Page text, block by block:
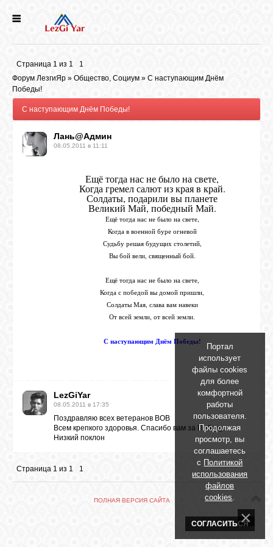
ИСТОРИЯ
КУЛЬТУРА
О САЙТЕ
ВИДЕО
Страница 1 из 1
1
Форум ЛезгиЯр » Общество, Социум » С наступающим Днём
Победы!
С наступающим Днём Победы!
Лань@Админ
08.05.2011 в 11:11
Ещё тогда нас не было на свете,
Когда гремел салют из края в край.
Солдаты, подарили вы планете
Великий Май, победный Май.
Ещё тогда нас не было на свете,
Когда в военной буре огневой
Судьбу решая будущих столетий,
Вы бой вели, священный бой.
Ещё тогда нас не было на свете,
Когда с победой вы домой пришли,
Солдаты Мая, слава вам навеки
От всей земли, от всей земли.
С наступающим Днём Победы!
LezGiYar
08.05.2011 в 17:35
Поздравляю всех ветеранов ВОВ
Всем крепкого здоровья. Спасибо вам за Победу.
Низкий поклон
Страница 1 из 1 1
ПОЛНАЯ ВЕРСИЯ САЙТА
Портал
использует
файлы cookies
для более
комфортной
работы
пользователя.
Продолжая
просмотр, вы
соглашаетесь
с Политикой
использования
файлов
cookies
СОГЛАСИТЬСЯ